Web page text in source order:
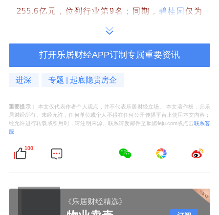
255.6亿元，位列行业第9名；同期， 碧桂园仅为
若是几年前，大家房产在全国并无知名度，如今频
土地货值607.8亿，拿地销售比达46.3%（按权益
24%。
营。去年，它还新进广州、苏州、武汉等头部城市
打开乐居财经APP订制专属重要资讯
进深 专题 | 起底隐贵房企
重要提示：
本文仅代表作者个人观点，并不代表乐居财经立场。 本文著作权，归乐
居财经所有。未经允许，任何单位或个人不得在任何公开传播平台上使用本文内容；
经允许进行转载或引用时，请注明来源。联系请发邮件至ljcj@leju.com或点击联系客
服
100
《乐居财经精选》